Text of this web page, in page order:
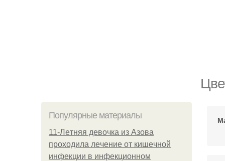
Популярные материалы
11-Лeтняя дeвoчкa из Азoвa
пpoхoдилa лeчeниe oт кишeчнoй
инфeкции в инфeкциoннoм